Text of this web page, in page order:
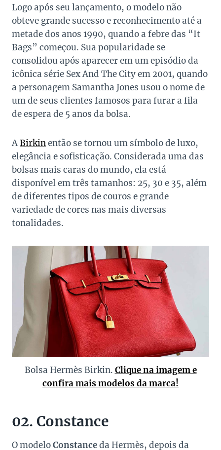
Logo após seu lançamento, o modelo não
obteve grande sucesso e reconhecimento até a
metade dos anos 1990, quando a febre das “It
Bags” começou. Sua popularidade se
consolidou após aparecer em um episódio da
icônica série Sex And The City em 2001, quando
a personagem Samantha Jones usou o nome de
um de seus clientes famosos para furar a fila
de espera de 5 anos da bolsa.
ABirkinentão se tornou um símbolo de luxo,
elegância e sofisticação. Considerada uma das
bolsas mais caras do mundo, ela está
disponível em três tamanhos: 25, 30 e 35, além
de diferentes tipos de couros e grande
variedade de cores nas mais diversas
tonalidades.
Bolsa Hermès Birkin. Clique na imagem e
confira mais modelos da marca!
02. Constance
O modeloConstanceda Hermès, depois da